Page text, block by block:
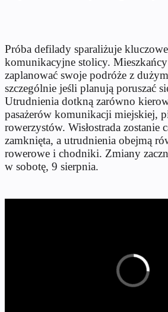
Próba defilady sparaliżuje
komunikacyjne stolicy.
zaplanować swoje podróże z
szczególnie jeśli planują poruszać
Utrudnienia dotkną zarówno
pasażerów komunikacji miejskiej,
rowerzystów. Wisłostrada zostanie
zamknięta, a utrudnienia obejmą
rowerowe i chodniki. Zmiany
w sobotę, 9 sierpnia.